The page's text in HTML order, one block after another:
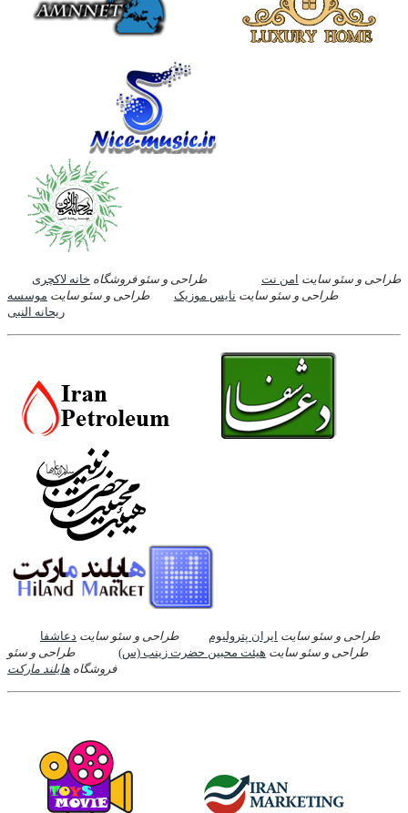
طراحی و سئو سایت امن نت طراحی و سئو فروشگاه خانه لاکچری
طراحی و سئو سایت نایس موزیک طراحی و سئو سایت موسسه
ریحانه النبی
طراحی و سئو سایت ایران پترولیوم طراحی و سئو سایت دعاشفا
طراحی و سئو سایت هیئت محبین حضرت زینب (س)
طراحی و سئو
فروشگاه هایلند مارکت